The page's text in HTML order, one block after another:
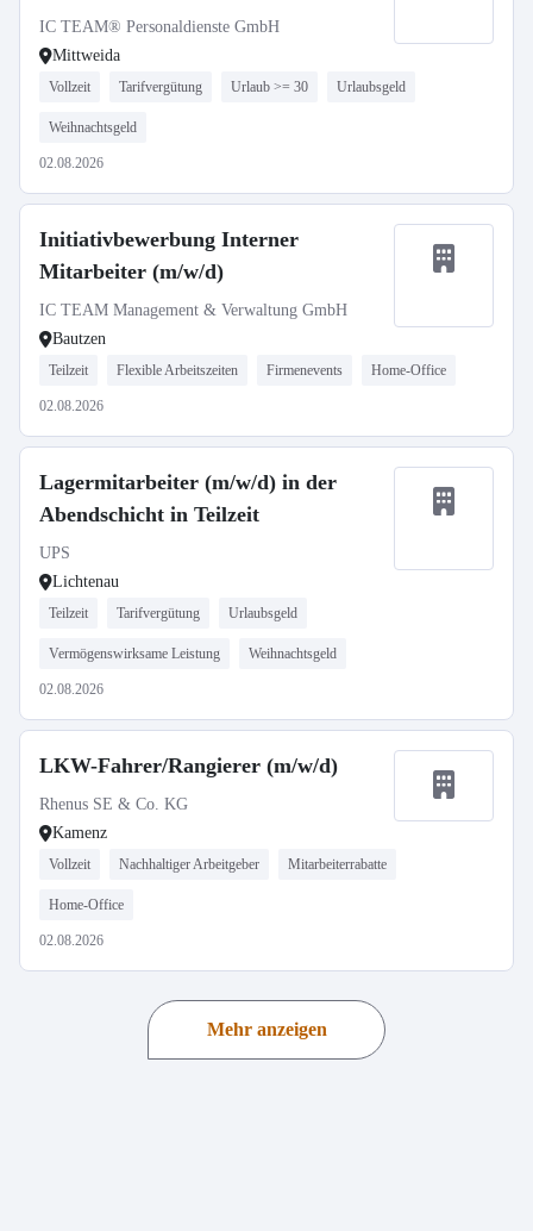
IC TEAM® Personaldienste GmbH
Mittweida
Vollzeit Tarifvergütung Urlaub >= 30 Urlaubsgeld
Weihnachtsgeld
02.08.2026
Initiativbewerbung Interner
Mitarbeiter (m/w/d)
IC TEAM Management & Verwaltung GmbH
Bautzen
Teilzeit Flexible Arbeitszeiten Firmenevents Home-Office
02.08.2026
Lagermitarbeiter (m/w/d) in der
Abendschicht in Teilzeit
UPS
Lichtenau
Teilzeit Tarifvergütung Urlaubsgeld
Vermögenswirksame Leistung Weihnachtsgeld
02.08.2026
LKW-Fahrer/Rangierer (m/w/d)
Rhenus SE & Co. KG
Kamenz
Vollzeit Nachhaltiger Arbeitgeber Mitarbeiterrabatte
Home-Office
02.08.2026
Mehr anzeigen